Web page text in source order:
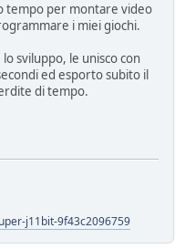
tempo per montare video
i miei giochi.
sviluppo, le unisco con
ed esporto subito il
di tempo.
j11bit-9f43c2096759